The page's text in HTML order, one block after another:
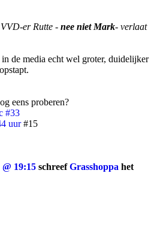
VVD-er Rutte - nee niet Mark- verlaat
de media echt wel groter, duidelijker
eens proberen?
#33
uur #15
@ 19:15 schreefGrasshoppa het